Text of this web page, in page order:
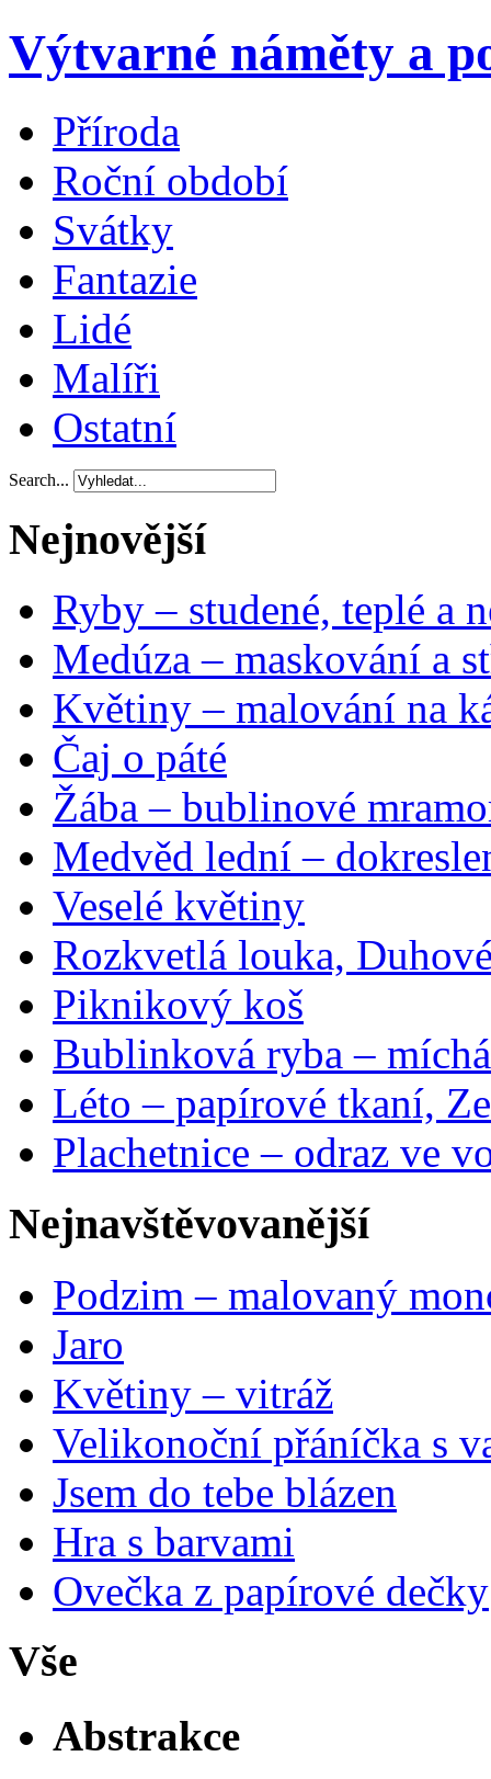
Výtvarné náměty a
Příroda
Roční období
Svátky
Fantazie
Lidé
Malíři
Ostatní
Search...
Nejnovější
Ryby – studené, teplé a
Medúza – maskování a
Květiny – malování na
Čaj o páté
Žába – bublinové
Medvěd lední –
Veselé květiny
Rozkvetlá louka,
Piknikový koš
Bublinková ryba –
Léto – papírové tkaní,
Plachetnice – odraz ve
Nejnavštěvovanější
Podzim – malovaný
Jaro
Květiny – vitráž
Velikonoční přáníčka s
Jsem do tebe blázen
Hra s barvami
Ovečka z papírové dečky
Vše
Abstrakce